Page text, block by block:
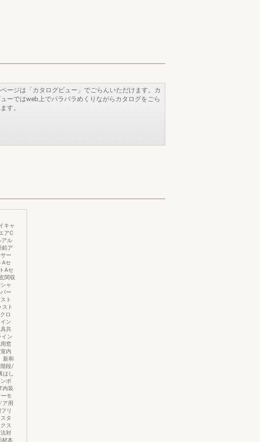
ージは「カタログビュー」でごらんいただけます。カ
ーではweb上でパラパラめくりながらカタログをごら
す。
キャ
アC
アル
鉛ア
ー
Aセ
Aセ
関収
ャ
ー
ト
ト
ロ
ン
共
ン
窓
内
新和
段/
はし
ボ
内装
モ
ア用
リ
タ
ス
対
材本